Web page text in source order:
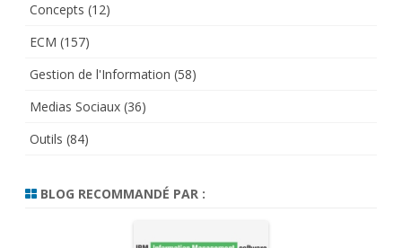
Concepts (12)
ECM (157)
Gestion de l'Information (58)
Medias Sociaux (36)
Outils (84)
BLOG RECOMMANDÉ PAR :